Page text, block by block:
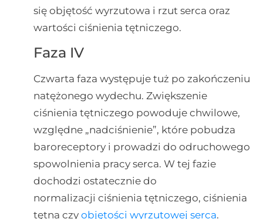
się objętość wyrzutowa i rzut serca oraz
wartości ciśnienia tętniczego.
Faza IV
Czwarta faza występuje tuż po zakończeniu
natężonego wydechu. Zwiększenie
ciśnienia tętniczego powoduje chwilowe,
względne „nadciśnienie”, które pobudza
baroreceptory i prowadzi do odruchowego
spowolnienia pracy serca. W tej fazie
dochodzi ostatecznie do
normalizacji ciśnienia tętniczego, ciśnienia
tętna czy objętości wyrzutowej serca.